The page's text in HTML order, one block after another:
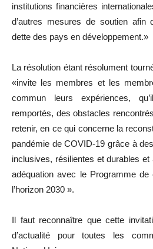
institutions financières
d’autres mesures de soutien afin
dette des pays en développement.»
La résolution étant résolument
«invite les membres et les
commun leurs expériences,
remportés, des obstacles
retenir, en ce qui concerne la
pandémie de COVID-19 grâce à
inclusives, résilientes et durables
adéquation avec le Programme de
l’horizon 2030 ».
Il faut reconnaître que cette
d’actualité pour toutes les